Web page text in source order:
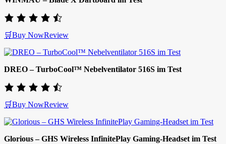
🛒Buy NowReview
DREO – TurboCool™ Nebelventilator 516S im Test
🛒Buy NowReview
Glorious – GHS Wireless InfinitePlay Gaming-Headset im Test